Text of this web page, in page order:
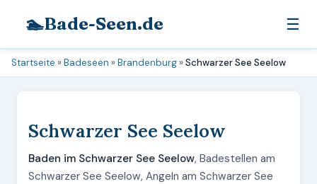
🏊Bade-Seen.de ☰
Startseite »Badeseen »Brandenburg »Schwarzer See Seelow
Schwarzer See Seelow
Baden im Schwarzer See Seelow, Badestellen am
Schwarzer See Seelow, Angeln am Schwarzer See